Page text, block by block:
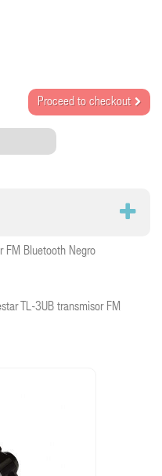
Proceed to checkout
FM Bluetooth Negro
TL-3UB transmisor FM